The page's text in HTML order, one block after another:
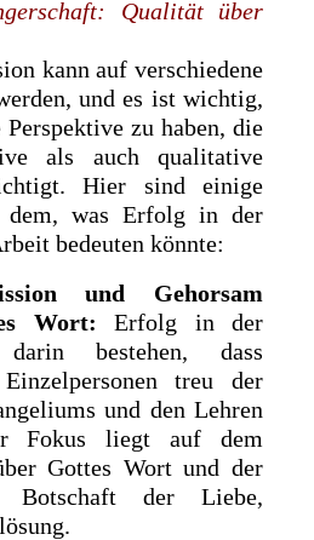
Qualität über
kann auf verschiedene
und es ist wichtig,
Perspektive zu haben, die
als auch qualitative
Hier sind einige
dem, was Erfolg in der
bedeuten könnte:
und Gehorsam
Wort: Erfolg in der
bestehen, dass
treu der
und den Lehren
Fokus liegt auf dem
Gottes Wort und der
Botschaft der Liebe,